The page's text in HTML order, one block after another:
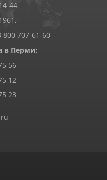
44,
,
800 707-61-60
в Перми:
56
12
23